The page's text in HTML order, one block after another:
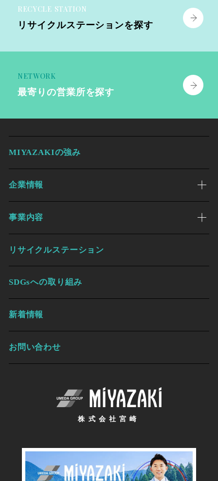
RECYCLE STATION
リサイクルステーションを探す
NETWORK
最寄りの営業所を探す
MIYAZAKIの強み
企業情報
事業内容
リサイクルステーション
SDGsへの取り組み
新着情報
お問い合わせ
株式会社宮崎